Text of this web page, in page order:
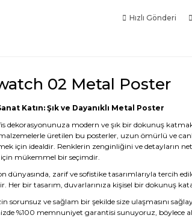
Hızlı Gönderi
02 Metal Poster
Katın: Şık ve Dayanıklı Metal Poster
dekorasyonunuza modern ve şık bir dokunuş
üretilen bu posterler, uzun ömürlü ve
için idealdir. Renklerin zenginliğini ve detayların
mükemmel bir seçimdir.
dünyasında, zarif ve sofistike tasarımlarıyla tercih
Her bir tasarım, duvarlarınıza kişisel bir dokunuş
sorunsuz ve sağlam bir şekilde size ulaşmasını
%100 memnuniyet garantisi sunuyoruz, böylece